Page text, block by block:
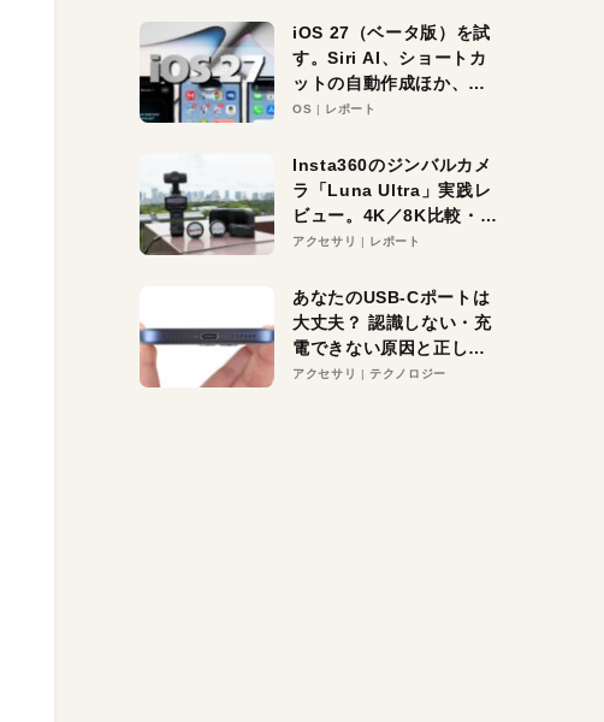
iOS 27（ベータ版）を試
す。Siri AI、ショートカ
ットの自動作成ほか、期
待大の便利機能5選。
る未来はすぐそこ！
OS レポート
Insta360のジンバルカメ
ラ「Luna Ultra」実践レ
ビュー。4K／8K比較・ズ
ーム・夜間撮影をチェッ
アクセサリ レポート
あなたのUSB-Cポートは
大丈夫？ 認識しない・充
電できない原因と正しい
対策
アクセサリ テクノロジー